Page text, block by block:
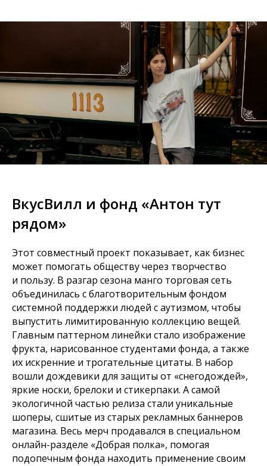
ВкусВилл и фонд «Антон тут
рядом»
Этот совместный проект показывает, как бизнес
может помогать обществу через творчество
и пользу. В разгар сезона манго торговая сеть
объединилась с благотворительным фондом
системной поддержки людей с аутизмом, чтобы
выпустить лимитированную коллекцию вещей.
Главным паттерном линейки стало изображение
фрукта, нарисованное студентами фонда, а также
их искренние и трогательные цитаты. В набор
вошли дождевики для защиты от «снегодождей»,
яркие носки, брелоки и стикерпаки. А самой
экологичной частью релиза стали уникальные
шоперы, сшитые из старых рекламных баннеров
магазина. Весь мерч продавался в специальном
онлайн-разделе «Добрая полка», помогая
подопечным фонда находить применение своим